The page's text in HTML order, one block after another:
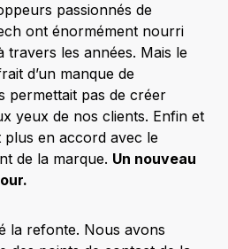
passionnés de
ont énormément nourri
travers les années. Mais le
d’un manque de
permettait pas de créer
yeux de nos clients. Enfin et
plus en accord avec le
de la marque. Un nouveau
la refonte. Nous avons